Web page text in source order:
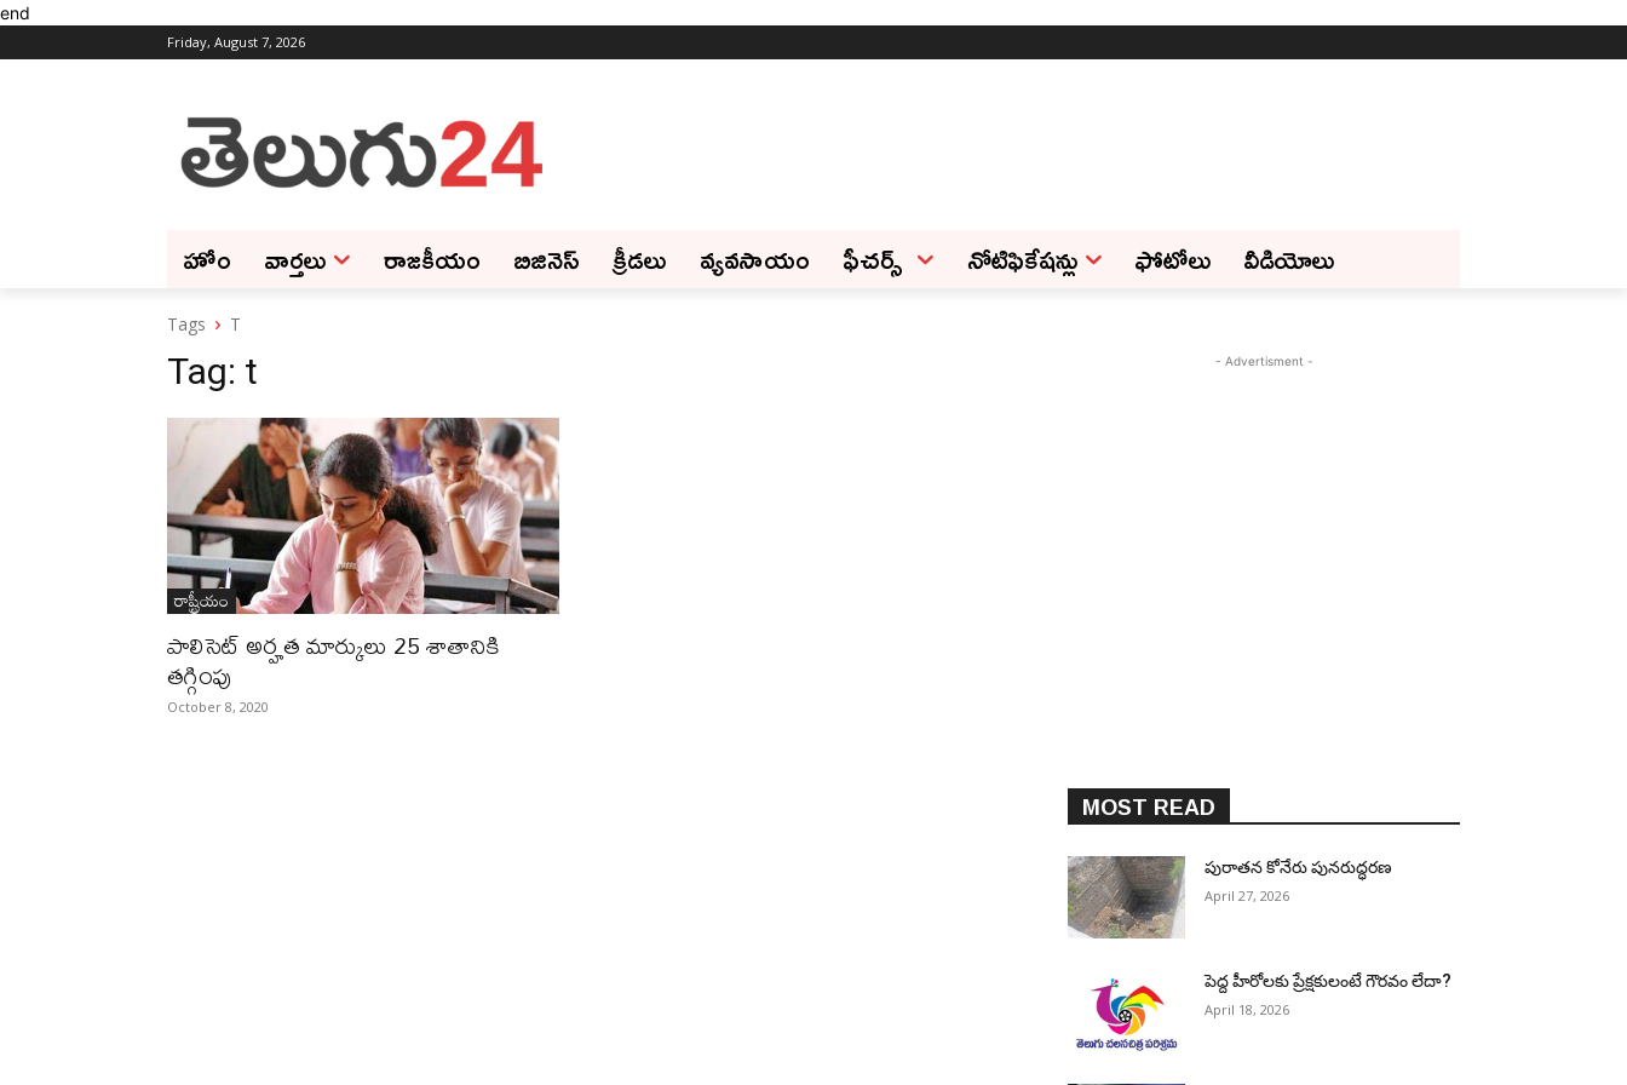
end
Friday, August 7, 2026
హోం వార్తలు రాజకీయం బిజినెస్‌ క్రీడలు వ్యవసాయం ఫీచ‌ర్స్ ‌ నోటిఫికేషన్లు ఫోటోలు వీడియోలు
Tags T
Tag: t
రాష్ట్రీయం
పాలిసెట్‌ అర్హత మార్కులు 25 శాతానికి
తగ్గింపు
October 8, 2020
- Advertisment -
MOST READ
పురాత‌న కోనేరు పున‌రుద్ధ‌ర‌ణ
April 27, 2026
పెద్ద హీరోల‌కు ప్రేక్ష‌కులంటే గౌర‌వం లేదా?
April 18, 2026